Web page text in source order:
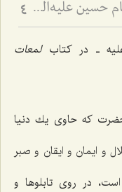
آداب مجالس روضه و عزاداری امام حسین علیه‌السلام - و توصیه‌های بزرگان دربارۀ ماه‌های محرّم و صفر 4
ـ در کتابلمعات
كه حاوى‌ یك دنیا
و ایمان و ایقان و صبر
در روى تابلوها و